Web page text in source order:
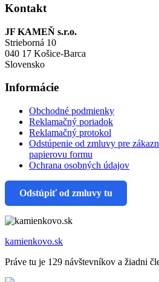
Kontakt
JF KAMEŇ s.r.o.
Strieborná 10
040 17 Košice-Barca
Slovensko
Informácie
Obchodné podmienky
Reklamačný poriadok
Reklamačný protokol
Odstúpenie od zmluvy pre
papierovu formu
Ochrana osobných údajov
Odstúpiť od zmluvy tu
kamienkovo.sk
Práve tu je 129 návštevníkov a žiadni